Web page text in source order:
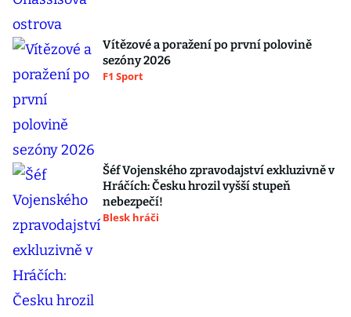
Vítězové a poražení po první polovině
sezóny 2026
F1 Sport
Šéf Vojenského zpravodajství exkluzivně v
Hráčích: Česku hrozil vyšší stupeň
nebezpečí!
Blesk hráči